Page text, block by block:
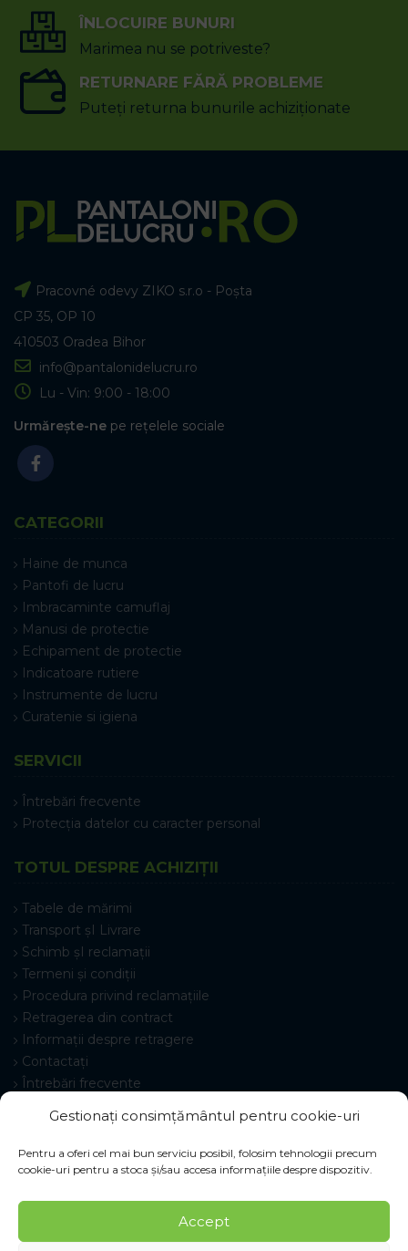
Gestionați consimțământul pentru cookie-uri
Pentru a oferi cel mai bun serviciu posibil, folosim tehnologii precum
cookie-uri pentru a stoca și/sau accesa informațiile despre dispozitiv.
Accept
ÎNLOCUIRE BUNURI
Marimea nu se potriveste?
RETURNARE FĂRĂ PROBLEME
Puteți returna bunurile achiziționate
Pracovné odevy ZIKO s.r.o - Poșta
CP 35, OP 10
410503 Oradea Bihor
info@pantalonidelucru.ro
Lu - Vin: 9:00 - 18:00
Urmărește-ne pe rețelele sociale
CATEGORII
Haine de munca
Pantofi de lucru
Imbracaminte camuflaj
Manusi de protectie
Echipament de protectie
Indicatoare rutiere
Instrumente de lucru
Curatenie si igiena
SERVICII
Întrebări frecvente
Protecția datelor cu caracter personal
TOTUL DESPRE ACHIZIȚII
Tabele de mărimi
Transport șI Livrare
Schimb șI reclamații
Termeni și condiții
Procedura privind reclamațiile
Retragerea din contract
Informații despre retragere
Contactați
Întrebări frecvente
© 2026 Pracovné odevy ZIKO s. r. o., toate drepturile